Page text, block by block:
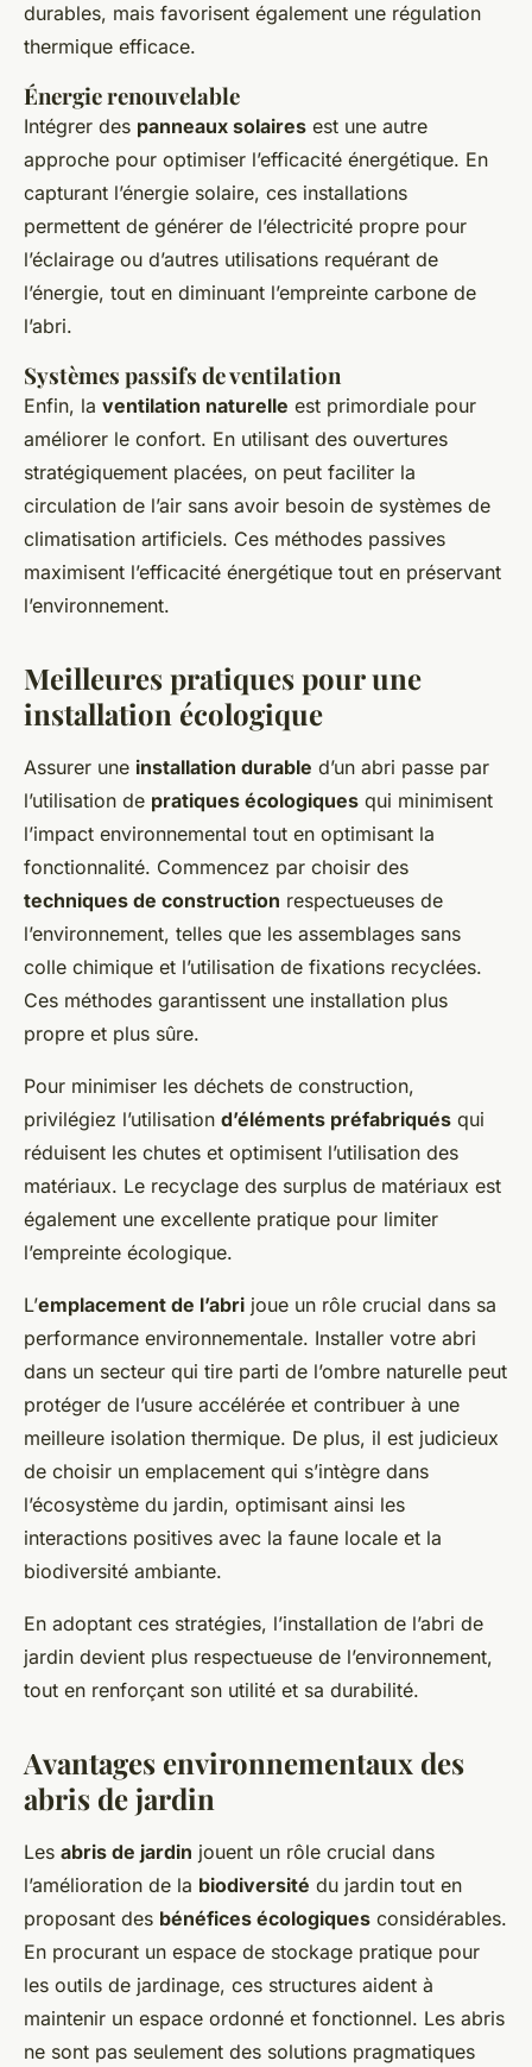
durables, mais favorisent également une régulation
thermique efficace.
Énergie renouvelable
Intégrer des panneaux solaires est une autre
approche pour optimiser l’efficacité énergétique. En
capturant l’énergie solaire, ces installations
permettent de générer de l’électricité propre pour
l’éclairage ou d’autres utilisations requérant de
l’énergie, tout en diminuant l’empreinte carbone de
l’abri.
Systèmes passifs de ventilation
Enfin, la ventilation naturelle est primordiale pour
améliorer le confort. En utilisant des ouvertures
stratégiquement placées, on peut faciliter la
circulation de l’air sans avoir besoin de systèmes de
climatisation artificiels. Ces méthodes passives
maximisent l’efficacité énergétique tout en préservant
l’environnement.
Meilleures pratiques pour une
installation écologique
Assurer une installation durable d’un abri passe par
l’utilisation de pratiques écologiques qui minimisent
l’impact environnemental tout en optimisant la
fonctionnalité. Commencez par choisir des
techniques de construction respectueuses de
l’environnement, telles que les assemblages sans
colle chimique et l’utilisation de fixations recyclées.
Ces méthodes garantissent une installation plus
propre et plus sûre.
Pour minimiser les déchets de construction,
privilégiez l’utilisation d’éléments préfabriqués qui
réduisent les chutes et optimisent l’utilisation des
matériaux. Le recyclage des surplus de matériaux est
également une excellente pratique pour limiter
l’empreinte écologique.
L’emplacement de l’abri joue un rôle crucial dans sa
performance environnementale. Installer votre abri
dans un secteur qui tire parti de l’ombre naturelle peut
protéger de l’usure accélérée et contribuer à une
meilleure isolation thermique. De plus, il est judicieux
de choisir un emplacement qui s’intègre dans
l’écosystème du jardin, optimisant ainsi les
interactions positives avec la faune locale et la
biodiversité ambiante.
En adoptant ces stratégies, l’installation de l’abri de
jardin devient plus respectueuse de l’environnement,
tout en renforçant son utilité et sa durabilité.
Avantages environnementaux des
abris de jardin
Les abris de jardin jouent un rôle crucial dans
l’amélioration de la biodiversité du jardin tout en
proposant des bénéfices écologiques considérables.
En procurant un espace de stockage pratique pour
les outils de jardinage, ces structures aident à
maintenir un espace ordonné et fonctionnel. Les abris
ne sont pas seulement des solutions pragmatiques